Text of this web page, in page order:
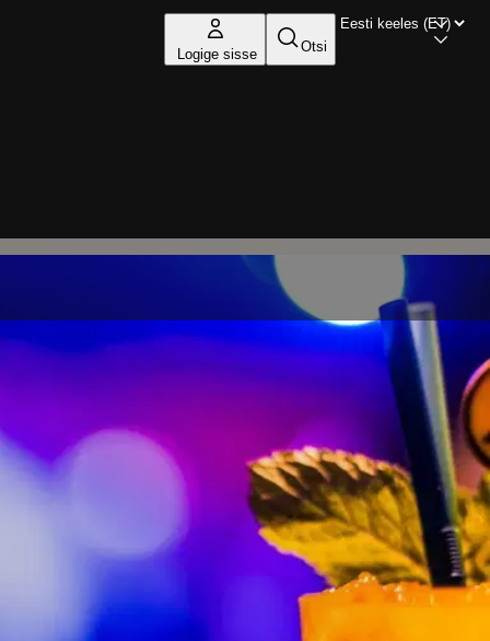
Logige sisse Otsi